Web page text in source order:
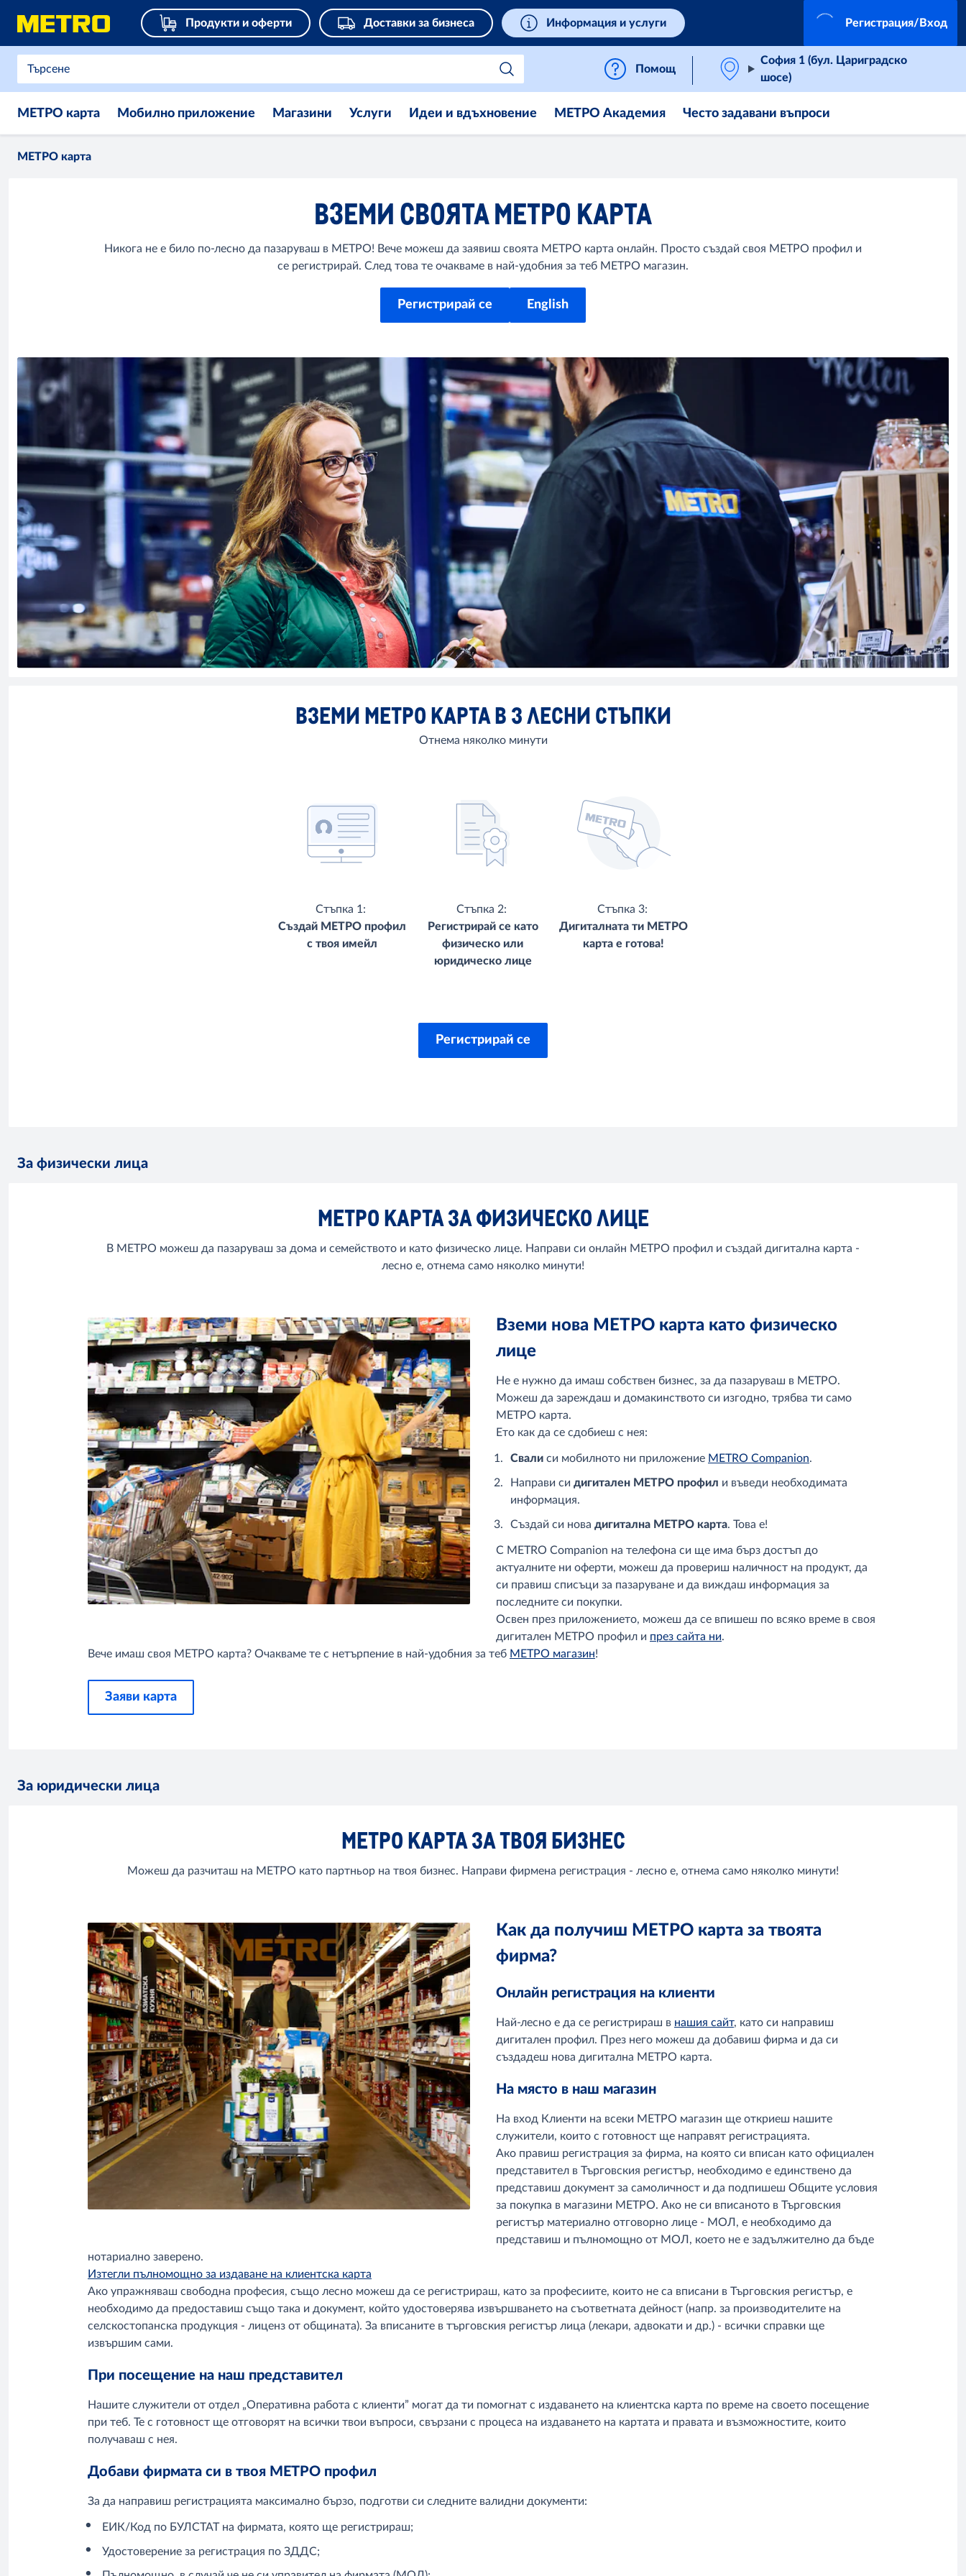
Продукти и оферти Доставки за бизнеса Информация и услуги Регистрация/Вход
Помощ
София 1 (бул. Цариградско
шосе)
МЕТРО карта Мобилно приложение Магазини Услуги Идеи и вдъхновение МЕТРО Академия Често задавани въпроси
МЕТРО карта
ВЗЕМИ СВОЯТА МЕТРО КАРТА
Никога не е било по-лесно да пазаруваш в МЕТРО! Вече можеш да заявиш своята МЕТРО карта онлайн. Просто създай своя МЕТРО профил и
се регистрирай. След това те очакваме в най-удобния за теб МЕТРО магазин.
Регистрирай се English
ВЗЕМИ МЕТРО КАРТА В 3 ЛЕСНИ СТЪПКИ
Отнема няколко минути
Стъпка 1:
Създай МЕТРО профил
с твоя имейл
Стъпка 2:
Регистрирай се като
физическо или
юридическо лице
Стъпка 3:
Дигиталната ти МЕТРО
карта е готова!
Регистрирай се
За физически лица
МЕТРО КАРТА ЗА ФИЗИЧЕСКО ЛИЦЕ
В МЕТРО можеш да пазаруваш за дома и семейството и като физическо лице. Направи си онлайн МЕТРО профил и създай дигитална карта -
лесно е, отнема само няколко минути!
Вземи нова МЕТРО карта като физическо
лице
Не е нужно да имаш собствен бизнес, за да пазаруваш в МЕТРО.
Можеш да зареждаш и домакинството си изгодно, трябва ти само
МЕТРО карта.
Ето как да се сдобиеш с нея:
Свали си мобилното ни приложение METRO Companion.
Направи си дигитален МЕТРО профил и въведи необходимата
информация.
Създай си нова дигитална МЕТРО карта. Това е!
С METRO Companion на телефона си ще има бърз достъп до
актуалните ни оферти, можеш да провериш наличност на продукт, да
си правиш списъци за пазаруване и да виждаш информация за
последните си покупки.
Освен през приложението, можеш да се впишеш по всяко време в своя
дигитален МЕТРО профил и през сайта ни.
Вече имаш своя МЕТРО карта? Очакваме те с нетърпение в най-удобния за теб МЕТРО магазин!
Заяви карта
За юридически лица
МЕТРО КАРТА ЗА ТВОЯ БИЗНЕС
Можеш да разчиташ на МЕТРО като партньор на твоя бизнес. Направи фирмена регистрация - лесно е, отнема само няколко минути!
Как да получиш МЕТРО карта за твоята
фирма?
Онлайн регистрация на клиенти
Най-лесно е да се регистрираш в нашия сайт, като си направиш
дигитален профил. През него можеш да добавиш фирма и да си
създадеш нова дигитална МЕТРО карта.
На място в наш магазин
На вход Клиенти на всеки МЕТРО магазин ще откриеш нашите
служители, които с готовност ще направят регистрацията.
Ако правиш регистрация за фирма, на която си вписан като официален
представител в Търговския регистър, необходимо е единствено да
представиш документ за самоличност и да подпишеш Общите условия
за покупка в магазини МЕТРО. Ако не си вписаното в Търговския
регистър материално отговорно лице - МОЛ, е необходимо да
представиш и пълномощно от МОЛ, което не е задължително да бъде
нотариално заверено.
Изтегли пълномощно за издаване на клиентска карта
Ако упражняваш свободна професия, също лесно можеш да се регистрираш, като за професиите, които не са вписани в Търговския регистър, е
необходимо да предоставиш също така и документ, който удостоверява извършването на съответната дейност (напр. за производителите на
селскостопанска продукция - лиценз от общината). За вписаните в търговския регистър лица (лекари, адвокати и др.) - всички справки ще
извършим сами.
При посещение на наш представител
Нашите служители от отдел „Оперативна работа с клиенти” могат да ти помогнат с издаването на клиентска карта по време на своето посещение
при теб. Те с готовност ще отговорят на всички твои въпроси, свързани с процеса на издаването на картата и правата и възможностите, които
получаваш с нея.
Добави фирмата си в твоя МЕТРО профил
За да направиш регистрацията максимално бързо, подготви си следните валидни документи:
ЕИК/Код по БУЛСТАТ на фирмата, която ще регистрираш;
Удостоверение за регистрация по ЗДДС;